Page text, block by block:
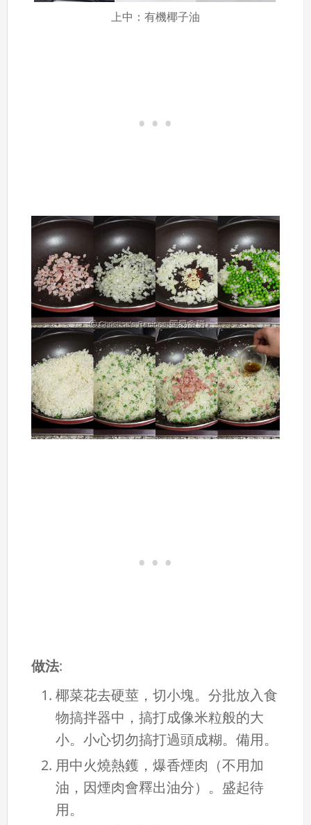
上中：有機椰子油
做法:
椰菜花去硬莖，切小塊。分批放入食
物搞拌器中，搞打成像米粒般的大
小。小心切勿搞打過頭成糊。備用。
用中火燒熱鑊，爆香煙肉（不用加
油，因煙肉會釋出油分）。盛起待
用。